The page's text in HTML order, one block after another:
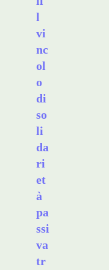
l
vi
nc
ol
o
di
so
li
da
ri
et
à
pa
ssi
va
tr